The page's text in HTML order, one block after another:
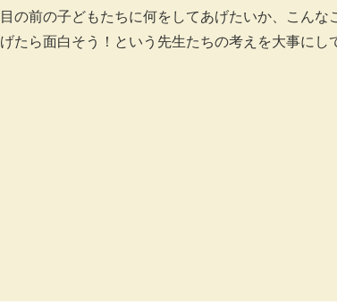
目の前の子どもたちに何をしてあげたいか、こんな
げたら面白そう！という先生たちの考えを大事にし